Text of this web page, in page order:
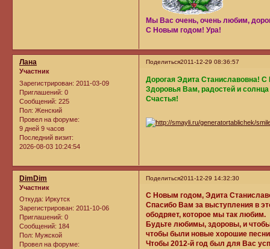
Мы Вас очень, очень любим,
С Новым годом! Ура!
Поделиться2011-12-29 08:36:57
Лана
Участник
Зарегистрирован: 2011-03-09
Приглашений: 0
Сообщений: 225
Пол: Женский
Провел на форуме:
9 дней 9 часов
Последний визит:
2026-08-03 10:24:54
Дорогая Эдита Станиславовна!
Здоровья Вам, радостей и
Счастья!
Поделиться2011-12-29 14:32:30
DimDim
Участник
Откуда: Иркутск
Зарегистрирован: 2011-10-06
Приглашений: 0
Сообщений: 184
Пол: Мужской
Провел на форуме:
С Новым годом, Эдита
Спасибо Вам за выступления в
ободряет, которое мы так любим.
Будьте любимы, здоровы, и
чтобы были новые хорошие
Чтобы 2012-й год был для Вас